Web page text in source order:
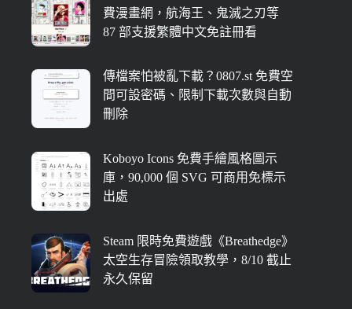
費漫畫網，航海王、鬼滅之刃等
87 部支援繁體中文免註冊看
傳檔案怕被亂下載？0807.st 免費空
間可設密碼、限制下載次數與自動
刪除
Koboyo Icons 免費手繪風格圖示
庫，90,000 個 SVG 可商用免標示
出處
Steam 限時免費遊戲《Breathedge》
太空生存冒險領取教學，8/10 截止
永久保留